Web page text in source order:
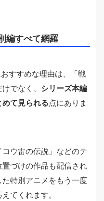
編すべて網羅
すすめな理由は、「戦
でなく、 シリーズ本編
て見られる点にありま
ウ雷の伝説」などのテ
づけの作品も配信され
特別アニメをもう一度
てくれます。